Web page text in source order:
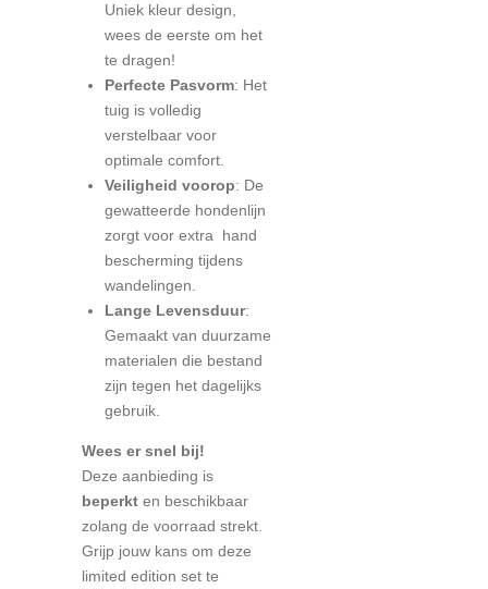
Uniek kleur design,
wees de eerste om het
te dragen!
Perfecte Pasvorm: Het
tuig is volledig
verstelbaar voor
optimale comfort.
Veiligheid voorop: De
gewatteerde hondenlijn
zorgt voor extra hand
bescherming tijdens
wandelingen.
Lange Levensduur:
Gemaakt van duurzame
materialen die bestand
zijn tegen het dagelijks
gebruik.
Wees er snel bij!
Deze aanbieding is
beperkt en beschikbaar
zolang de voorraad strekt.
Grijp jouw kans om deze
limited edition set te